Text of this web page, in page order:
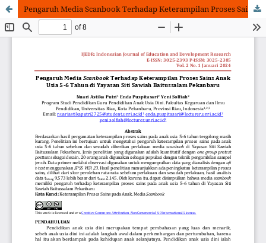
Pengaruh Media Scanbook Terhadap Keterampilan Proses Sains Anak Usia 5-6 Tahun di Yayasan Siti Sawiah Baitussalam Pekanbaru